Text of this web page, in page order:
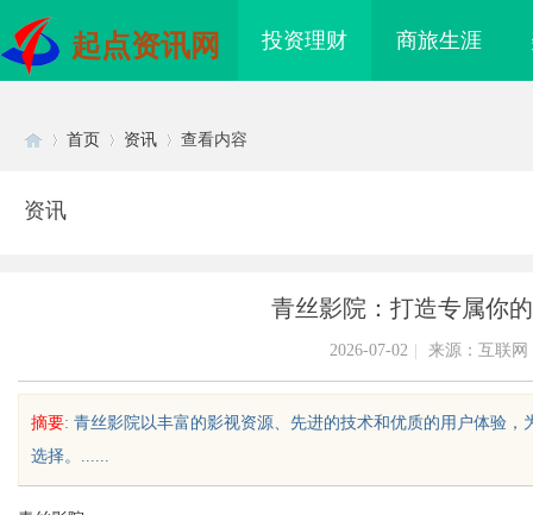
起点资讯网 投资理财 商旅生涯
首页 资讯 查看内容
资讯
青丝影院：打造专属你
2026-07-02 来源：互联网
摘要: 青丝影院以丰富的影视资源、先进的技术和优质的用户体验
选择。......